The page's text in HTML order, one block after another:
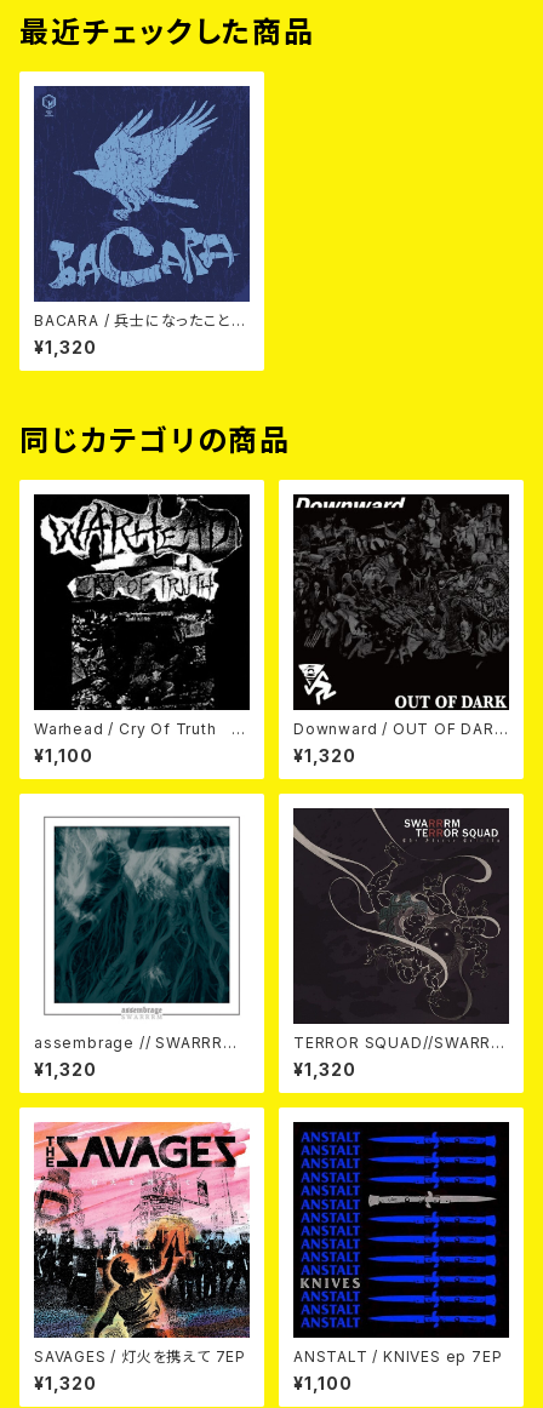
最近チェックした商品
BACARA / 兵士になったこと/
言葉をなくして 7EP
¥1,320
同じカテゴリの商品
Warhead / Cry Of Truth 7
EP
¥1,100
Downward / OUT OF DARK
7EP
¥1,320
assembrage // SWARRRM /
Split 7EP
¥1,320
TERROR SQUAD//SWARRR
M / The Fierce Trinity 7EP
¥1,320
SAVAGES / 灯火を携えて 7EP
¥1,320
ANSTALT / KNIVES ep 7EP
¥1,100